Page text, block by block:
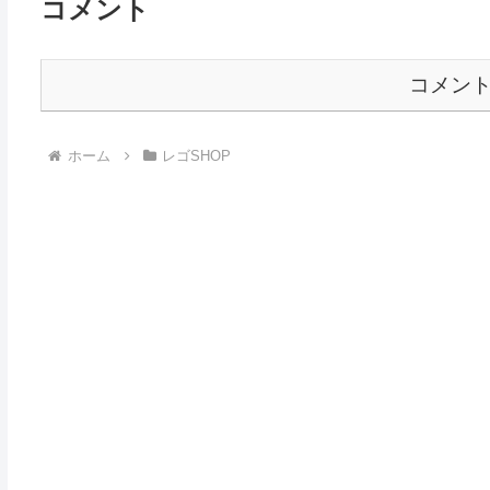
コメント
コメン
ホーム レゴSHOP